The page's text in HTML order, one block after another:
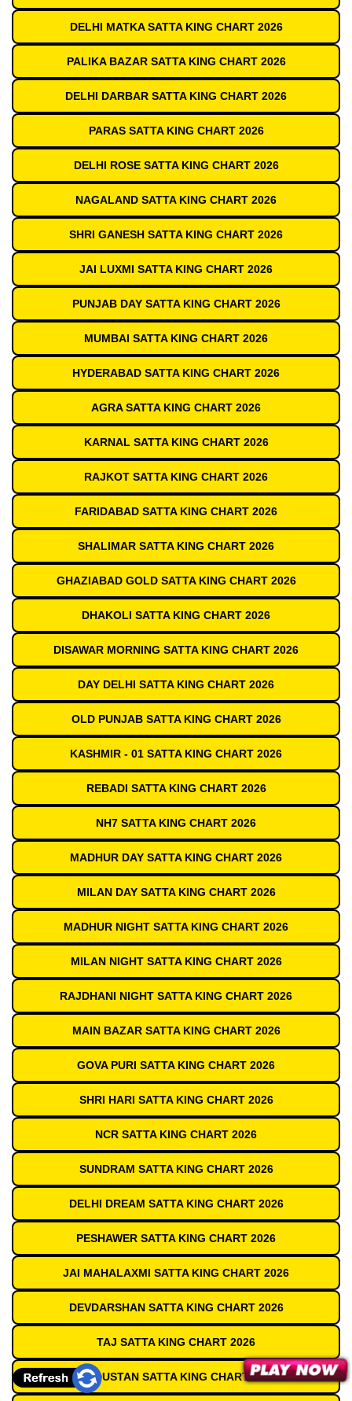
DELHI MATKA SATTA KING CHART 2026
PALIKA BAZAR SATTA KING CHART 2026
DELHI DARBAR SATTA KING CHART 2026
PARAS SATTA KING CHART 2026
DELHI ROSE SATTA KING CHART 2026
NAGALAND SATTA KING CHART 2026
SHRI GANESH SATTA KING CHART 2026
JAI LUXMI SATTA KING CHART 2026
PUNJAB DAY SATTA KING CHART 2026
MUMBAI SATTA KING CHART 2026
HYDERABAD SATTA KING CHART 2026
AGRA SATTA KING CHART 2026
KARNAL SATTA KING CHART 2026
RAJKOT SATTA KING CHART 2026
FARIDABAD SATTA KING CHART 2026
SHALIMAR SATTA KING CHART 2026
GHAZIABAD GOLD SATTA KING CHART 2026
DHAKOLI SATTA KING CHART 2026
DISAWAR MORNING SATTA KING CHART 2026
DAY DELHI SATTA KING CHART 2026
OLD PUNJAB SATTA KING CHART 2026
KASHMIR - 01 SATTA KING CHART 2026
REBADI SATTA KING CHART 2026
NH7 SATTA KING CHART 2026
MADHUR DAY SATTA KING CHART 2026
MILAN DAY SATTA KING CHART 2026
MADHUR NIGHT SATTA KING CHART 2026
MILAN NIGHT SATTA KING CHART 2026
RAJDHANI NIGHT SATTA KING CHART 2026
MAIN BAZAR SATTA KING CHART 2026
GOVA PURI SATTA KING CHART 2026
SHRI HARI SATTA KING CHART 2026
NCR SATTA KING CHART 2026
SUNDRAM SATTA KING CHART 2026
DELHI DREAM SATTA KING CHART 2026
PESHAWER SATTA KING CHART 2026
JAI MAHALAXMI SATTA KING CHART 2026
DEVDARSHAN SATTA KING CHART 2026
TAJ SATTA KING CHART 2026
HINDUSTAN SATTA KING CHART 2026